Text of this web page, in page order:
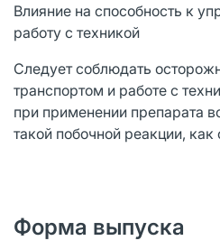
Влияние на способность к
работу с техникой
Следует соблюдать
транспортом и работе с
при применении препарата
такой побочной реакции, как
Форма выпуска